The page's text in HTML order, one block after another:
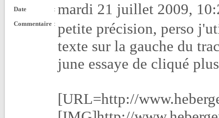
Date : mardi 21 juillet 2009,
Commentaire : petite précision, perso
texte sur la gauche du
june essaye de cliqué
[URL=http://